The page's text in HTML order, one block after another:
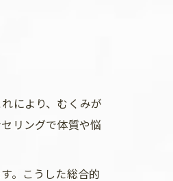
により、むくみが
リングで体質や悩
。こうした総合的